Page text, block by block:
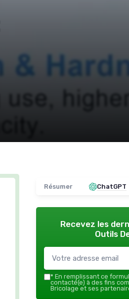
Résumer ChatGPT
Recevez les
Outils
* En remplissant ce
contacté(e) à des fins
Bricolage et ses